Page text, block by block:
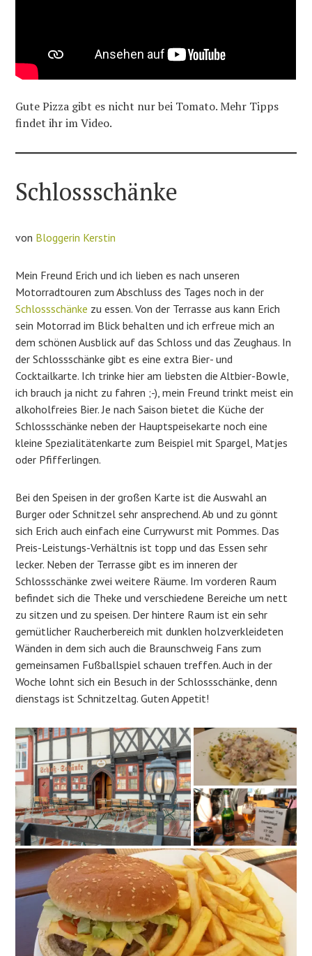
Gute Pizza gibt es nicht nur bei Tomato. Mehr Tipps
findet ihr im Video.
Schlossschänke
von Bloggerin Kerstin
Mein Freund Erich und ich lieben es nach unseren
Motorradtouren zum Abschluss des Tages noch in der
Schlossschänke zu essen. Von der Terrasse aus kann Erich
sein Motorrad im Blick behalten und ich erfreue mich an
dem schönen Ausblick auf das Schloss und das Zeughaus. In
der Schlossschänke gibt es eine extra Bier- und
Cocktailkarte. Ich trinke hier am liebsten die Altbier-Bowle,
ich brauch ja nicht zu fahren ;-), mein Freund trinkt meist ein
alkoholfreies Bier. Je nach Saison bietet die Küche der
Schlossschänke neben der Hauptspeisekarte noch eine
kleine Spezialitätenkarte zum Beispiel mit Spargel, Matjes
oder Pfifferlingen.
Bei den Speisen in der großen Karte ist die Auswahl an
Burger oder Schnitzel sehr ansprechend. Ab und zu gönnt
sich Erich auch einfach eine Currywurst mit Pommes. Das
Preis-Leistungs-Verhältnis ist topp und das Essen sehr
lecker. Neben der Terrasse gibt es im inneren der
Schlossschänke zwei weitere Räume. Im vorderen Raum
befindet sich die Theke und verschiedene Bereiche um nett
zu sitzen und zu speisen. Der hintere Raum ist ein sehr
gemütlicher Raucherbereich mit dunklen holzverkleideten
Wänden in dem sich auch die Braunschweig Fans zum
gemeinsamen Fußballspiel schauen treffen. Auch in der
Woche lohnt sich ein Besuch in der Schlossschänke, denn
dienstags ist Schnitzeltag. Guten Appetit!